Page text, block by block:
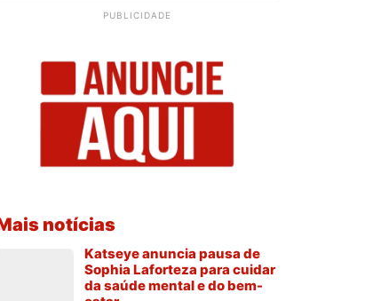
PUBLICIDADE
notícias
Katseye anuncia pausa de
Sophia Laforteza para cuidar
da saúde mental e do bem-